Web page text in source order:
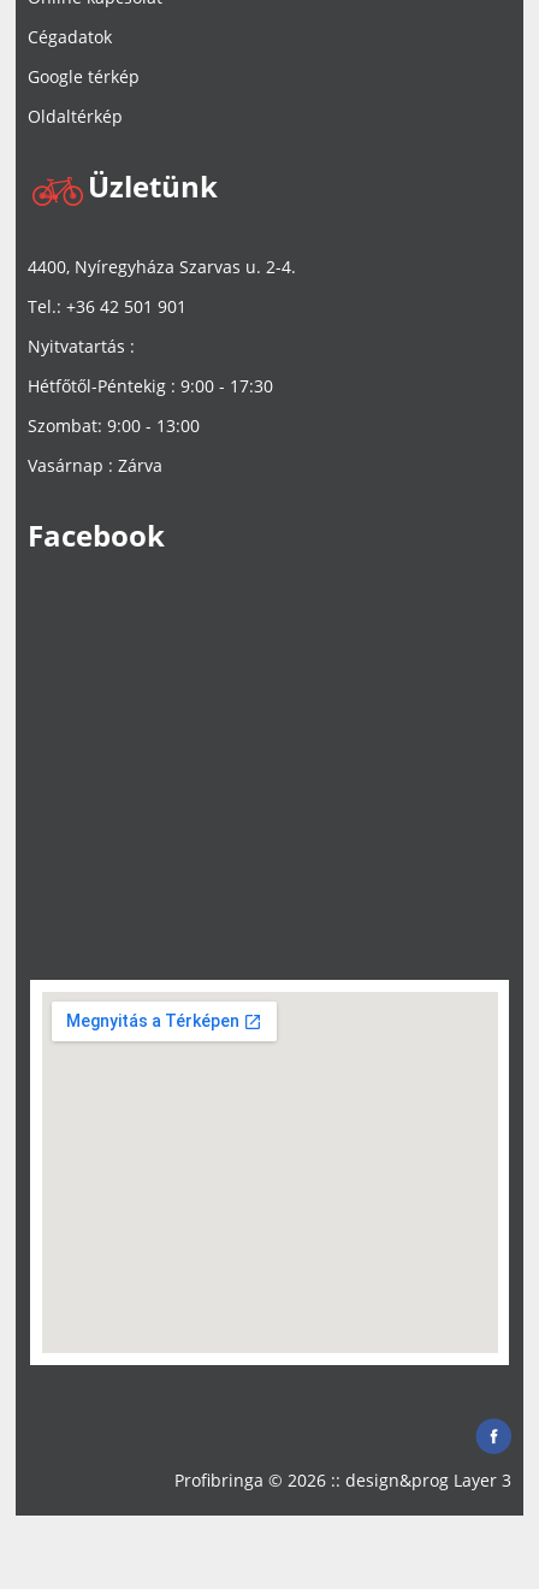
Cégadatok
Google térkép
Oldaltérkép
Üzletünk
4400, Nyíregyháza Szarvas u. 2-4.
Tel.: +36 42 501 901
Nyitvatartás :
Hétfőtől-Péntekig : 9:00 - 17:30
Szombat: 9:00 - 13:00
Vasárnap : Zárva
Facebook
Profibringa © 2026 :: design&prog Layer 3